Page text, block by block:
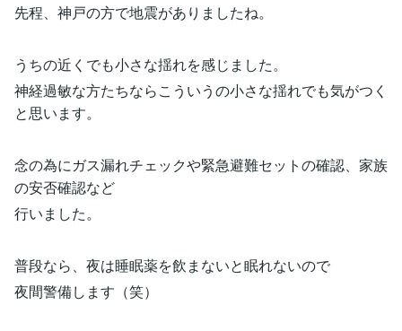
先程、神戸の方で地震がありましたね。
うちの近くでも小さな揺れを感じました。
神経過敏な方たちならこういうの小さな揺れでも気がつく
と思います。
念の為にガス漏れチェックや緊急避難セットの確認、家族
の安否確認など
行いました。
普段なら、夜は睡眠薬を飲まないと眠れないので
夜間警備します（笑）